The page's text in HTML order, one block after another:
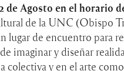
de Agosto en el horario
de la UNC (Obispo
lugar de encuentro para
imaginar y diseñar
colectiva y en el arte